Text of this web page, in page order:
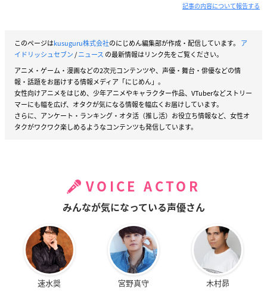
記事の内容について報告する
このページはkusuguru株式会社のにじめん編集部が作成・配信しています。 ア
イドリッシュセブン/ニュース の最新情報はリンク先をご覧ください。
アニメ・ゲーム・漫画などの2次元コンテンツや、声優・舞台・俳優などの情
報・話題をお届けする情報メディア「にじめん」。
女性向けアニメをはじめ、少年アニメやキャラクター作品、VTuberなどストリー
マーにも幅を広げ、オタクが気になる情報を幅広くお届けしています。
さらに、アンケート・ランキング・オタ活（推し活）お役立ち情報など、女性オ
タクがワクワク楽しめるようなコンテンツも発信しています。
VOICE ACTOR
みんなが気になっている声優さん
速水奨 宮野真守 木村昴